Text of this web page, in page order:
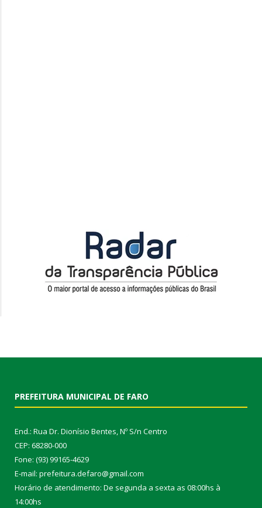
PREFEITURA MUNICIPAL DE FARO
End.: Rua Dr. Dionísio Bentes, Nº S/n Centro
CEP: 68280-000
Fone: (93) 99165-4629
E-mail: prefeitura.defaro@gmail.com
Horário de atendimento: De segunda a sexta as 08:00hs à
14:00hs